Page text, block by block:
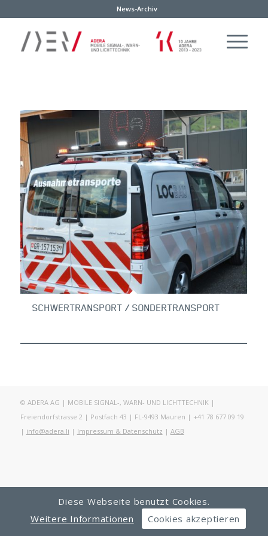
News-Archiv
SCHWERTRANSPORT / SONDERTRANSPORT
© ADERA AG | MOBILE SIGNAL-, WARN- UND LICHTTECHNIK |
Freiendorfstrasse 2 | Postfach 43 | FL-9493 Mauren | +41 78 677 09 19
| info@adera.li | Impressum & Datenschutz | AGB
Diese Webseite benutzt Cookies.
Weitere Informationen
Cookies akzeptieren